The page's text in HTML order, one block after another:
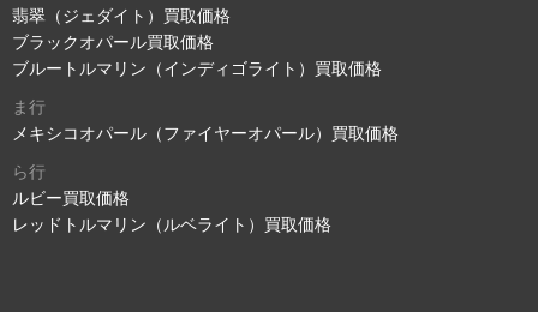
翡翠（ジェダイト）買取価格
ブラックオパール買取価格
ブルートルマリン（インディゴライト）買取価格
ま行
メキシコオパール（ファイヤーオパール）買取価格
ら行
ルビー買取価格
レッドトルマリン（ルベライト）買取価格